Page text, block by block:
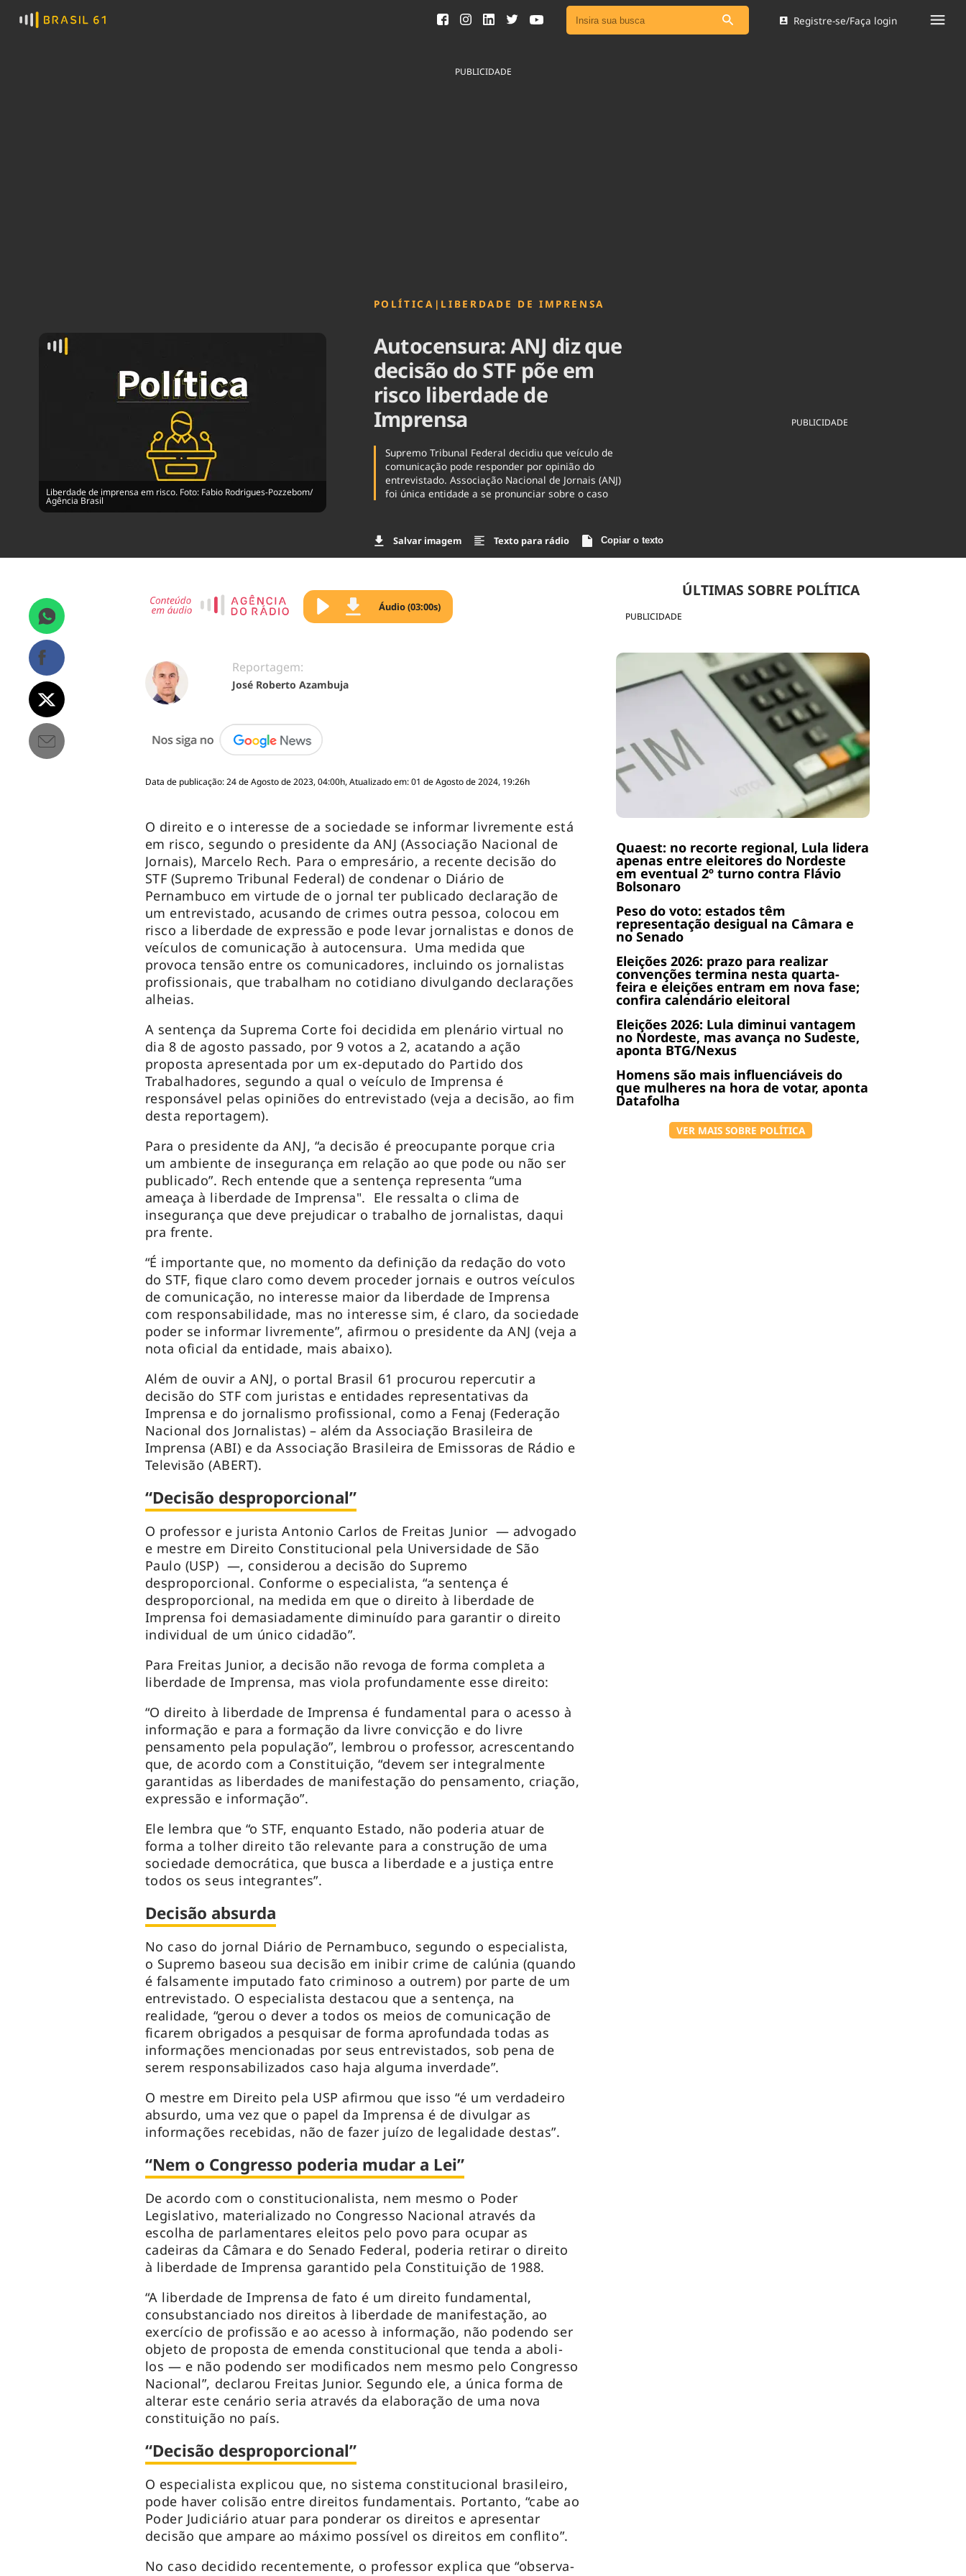
Ver todas as notícias
Brasil
Registre-se/Faça login
PUBLICIDADE
Liberdade de imprensa em risco. Foto: Fabio Rodrigues-Pozzebom/
Agência Brasil
POLÍTICA | LIBERDADE DE IMPRENSA
Autocensura: ANJ diz que
decisão do STF põe em
risco liberdade de
Imprensa
Supremo Tribunal Federal decidiu que veículo de
comunicação pode responder por opinião do
entrevistado. Associação Nacional de Jornais (ANJ)
foi única entidade a se pronunciar sobre o caso
Salvar imagem Texto para rádio Copiar o texto
PUBLICIDADE
PUBLICIDADE
ÚLTIMAS SOBRE POLÍTICA
Quaest: no recorte regional, Lula lidera
apenas entre eleitores do Nordeste
em eventual 2º turno contra Flávio
Bolsonaro
Peso do voto: estados têm
representação desigual na Câmara e
no Senado
Eleições 2026: prazo para realizar
convenções termina nesta quarta-
feira e eleições entram em nova fase;
confira calendário eleitoral
Eleições 2026: Lula diminui vantagem
no Nordeste, mas avança no Sudeste,
aponta BTG/Nexus
Homens são mais influenciáveis do
que mulheres na hora de votar, aponta
Datafolha
VER MAIS SOBRE POLÍTICA
Áudio (03:00s)
Reportagem:
José Roberto Azambuja
Data de publicação: 24 de Agosto de 2023, 04:00h, Atualizado em: 01 de Agosto de 2024, 19:26h
O direito e o interesse de a sociedade se informar livremente está
em risco, segundo o presidente da ANJ (Associação Nacional de
Jornais), Marcelo Rech. Para o empresário, a recente decisão do
STF (Supremo Tribunal Federal) de condenar o Diário de
Pernambuco em virtude de o jornal ter publicado declaração de
um entrevistado, acusando de crimes outra pessoa, colocou em
risco a liberdade de expressão e pode levar jornalistas e donos de
veículos de comunicação à autocensura. Uma medida que
provoca tensão entre os comunicadores, incluindo os jornalistas
profissionais, que trabalham no cotidiano divulgando declarações
alheias.
A sentença da Suprema Corte foi decidida em plenário virtual no
dia 8 de agosto passado, por 9 votos a 2, acatando a ação
proposta apresentada por um ex-deputado do Partido dos
Trabalhadores, segundo a qual o veículo de Imprensa é
responsável pelas opiniões do entrevistado (veja a decisão, ao fim
desta reportagem).
Para o presidente da ANJ, “a decisão é preocupante porque cria
um ambiente de insegurança em relação ao que pode ou não ser
publicado”. Rech entende que a sentença representa “uma
ameaça à liberdade de Imprensa". Ele ressalta o clima de
insegurança que deve prejudicar o trabalho de jornalistas, daqui
pra frente.
“É importante que, no momento da definição da redação do voto
do STF, fique claro como devem proceder jornais e outros veículos
de comunicação, no interesse maior da liberdade de Imprensa
com responsabilidade, mas no interesse sim, é claro, da sociedade
poder se informar livremente”, afirmou o presidente da ANJ (veja a
nota oficial da entidade, mais abaixo).
Além de ouvir a ANJ, o portal Brasil 61 procurou repercutir a
decisão do STF com juristas e entidades representativas da
Imprensa e do jornalismo profissional, como a Fenaj (Federação
Nacional dos Jornalistas) – além da Associação Brasileira de
Imprensa (ABI) e da Associação Brasileira de Emissoras de Rádio e
Televisão (ABERT).
“Decisão desproporcional”
O professor e jurista Antonio Carlos de Freitas Junior — advogado
e mestre em Direito Constitucional pela Universidade de São
Paulo (USP) —, considerou a decisão do Supremo
desproporcional. Conforme o especialista, “a sentença é
desproporcional, na medida em que o direito à liberdade de
Imprensa foi demasiadamente diminuído para garantir o direito
individual de um único cidadão”.
Para Freitas Junior, a decisão não revoga de forma completa a
liberdade de Imprensa, mas viola profundamente esse direito:
“O direito à liberdade de Imprensa é fundamental para o acesso à
informação e para a formação da livre convicção e do livre
pensamento pela população”, lembrou o professor, acrescentando
que, de acordo com a Constituição, “devem ser integralmente
garantidas as liberdades de manifestação do pensamento, criação,
expressão e informação”.
Ele lembra que “o STF, enquanto Estado, não poderia atuar de
forma a tolher direito tão relevante para a construção de uma
sociedade democrática, que busca a liberdade e a justiça entre
todos os seus integrantes”.
Decisão absurda
No caso do jornal Diário de Pernambuco, segundo o especialista,
o Supremo baseou sua decisão em inibir crime de calúnia (quando
é falsamente imputado fato criminoso a outrem) por parte de um
entrevistado. O especialista destacou que a sentença, na
realidade, “gerou o dever a todos os meios de comunicação de
ficarem obrigados a pesquisar de forma aprofundada todas as
informações mencionadas por seus entrevistados, sob pena de
serem responsabilizados caso haja alguma inverdade”.
O mestre em Direito pela USP afirmou que isso “é um verdadeiro
absurdo, uma vez que o papel da Imprensa é de divulgar as
informações recebidas, não de fazer juízo de legalidade destas”.
“Nem o Congresso poderia mudar a Lei”
De acordo com o constitucionalista, nem mesmo o Poder
Legislativo, materializado no Congresso Nacional através da
escolha de parlamentares eleitos pelo povo para ocupar as
cadeiras da Câmara e do Senado Federal, poderia retirar o direito
à liberdade de Imprensa garantido pela Constituição de 1988.
“A liberdade de Imprensa de fato é um direito fundamental,
consubstanciado nos direitos à liberdade de manifestação, ao
exercício de profissão e ao acesso à informação, não podendo ser
objeto de proposta de emenda constitucional que tenda a aboli-
los — e não podendo ser modificados nem mesmo pelo Congresso
Nacional”, declarou Freitas Junior. Segundo ele, a única forma de
alterar este cenário seria através da elaboração de uma nova
constituição no país.
“Decisão desproporcional”
O especialista explicou que, no sistema constitucional brasileiro,
pode haver colisão entre direitos fundamentais. Portanto, “cabe ao
Poder Judiciário atuar para ponderar os direitos e apresentar
decisão que ampare ao máximo possível os direitos em conflito”.
No caso decidido recentemente, o professor explica que “observa-